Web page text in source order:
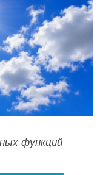
функций